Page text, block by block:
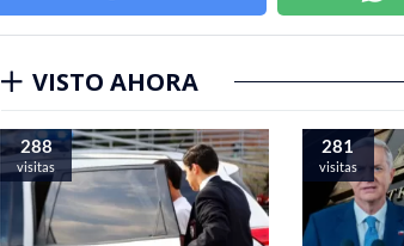
VISTO AHORA
288
visitas
281
visitas